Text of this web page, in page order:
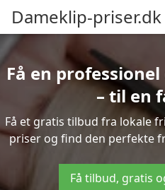
Dameklip-priser.dk
Få en
– til en
Få et gratis tilbud fra lokale
priser og find den perfekte
Få tilbud, gratis